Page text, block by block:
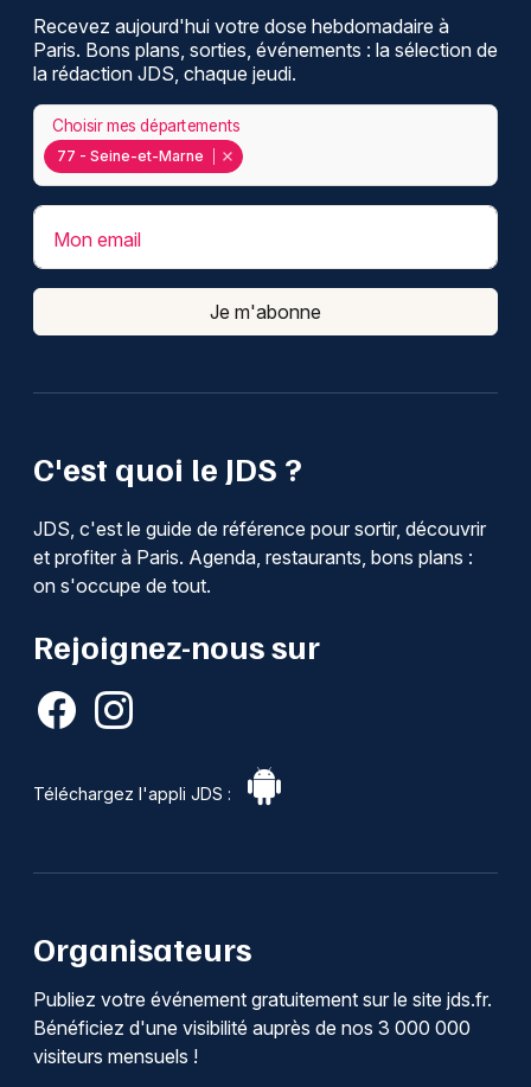
C'est quoi le JDS ?
JDS, c'est le guide de référence pour sortir, découvrir
et profiter à Paris. Agenda, restaurants, bons plans :
on s'occupe de tout.
Rejoignez-nous sur
Téléchargez l'appli JDS :
Recevez aujourd'hui votre dose hebdomadaire à
Paris. Bons plans, sorties, événements : la sélection de
la rédaction JDS, chaque jeudi.
77 - Seine-et-Marne
Choisir mes départements
Mon email
Je m'abonne
Organisateurs
Publiez votre événement gratuitement sur le site jds.fr.
Bénéficiez d'une visibilité auprès de nos 3 000 000
visiteurs mensuels !